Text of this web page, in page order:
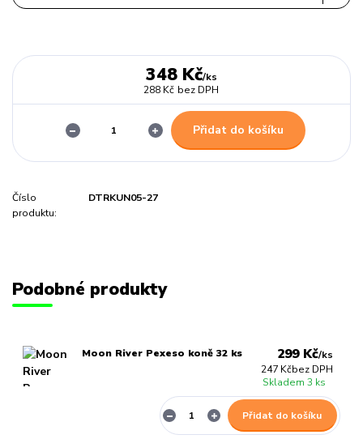
348 Kč/ks
288 Kč bez DPH
Přidat do košíku
Číslo
produktu:
DTRKUN05-27
Podobné produkty
Moon River Pexeso koně 32 ks 299 Kč/ks
247 Kčbez DPH
Skladem 3 ks
Přidat do košíku